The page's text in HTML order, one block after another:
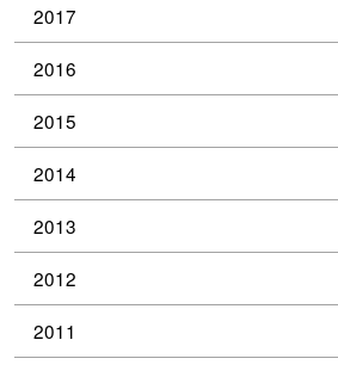
2017
2016
2015
2014
2013
2012
2011